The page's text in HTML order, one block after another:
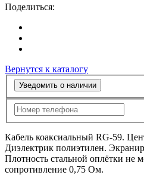
Поделиться:
Вернутся к каталогу
Уведомить о наличии
Кабель коаксиальный RG-59.
Диэлектрик полиэтилен.
Плотность стальной оплётки не
сопротивление 0,75 Ом.